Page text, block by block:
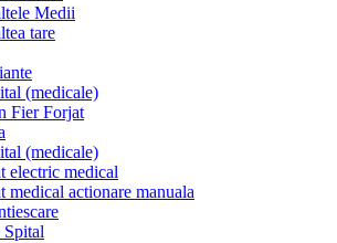
Medii
tare
(medicale)
Fier Forjat
(medicale)
electric medical
medical actionare manuala